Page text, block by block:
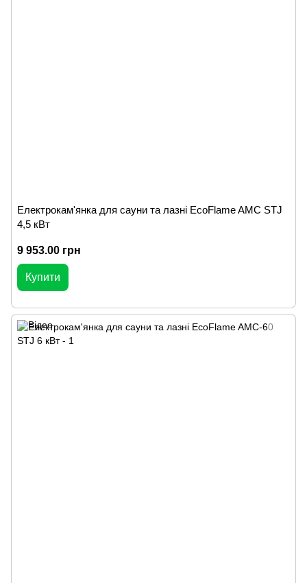
Електрокам'янка для сауни та лазні EcoFlame AMC STJ
4,5 кВт
9 953.00 грн
Купити